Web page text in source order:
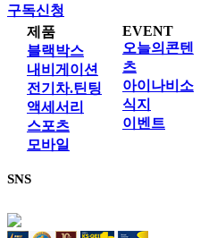
구독신청
제품
블랙박스
내비게이션
전기차.틴팅
액세서리
스포츠
모바일
EVENT
오늘의콘텐
츠
아이나비소
식지
이벤트
SNS